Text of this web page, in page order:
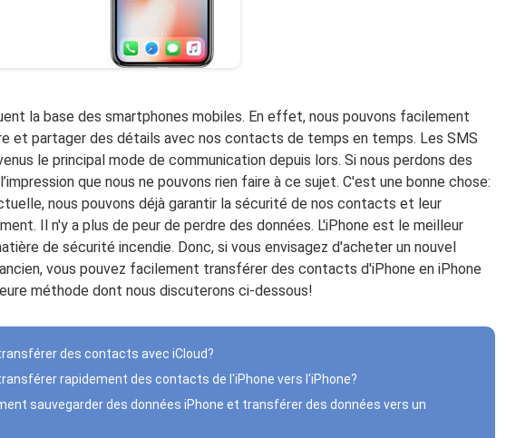
la base des smartphones mobiles. En effet, nous pouvons facilement
et partager des détails avec nos contacts de temps en temps. Les SMS
le principal mode de communication depuis lors. Si nous perdons des
que nous ne pouvons rien faire à ce sujet. C'est une bonne chose:
nous pouvons déjà garantir la sécurité de nos contacts et leur
Il n'y a plus de peur de perdre des données. L'iPhone est le meilleur
de sécurité incendie. Donc, si vous envisagez d'acheter un nouvel
vous pouvez facilement transférer des contacts d'iPhone en iPhone
méthode dont nous discuterons ci-dessous!
des contacts avec iCloud?
rapidement des contacts de l'iPhone vers l'iPhone?
sauvegarder des données iPhone et transférer des données vers un